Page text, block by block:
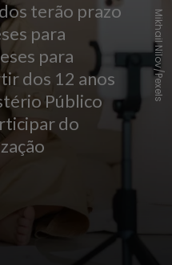
terão prazo
para
para
dos 12 anos
Público
do
Mikhail Nilov/Pexels